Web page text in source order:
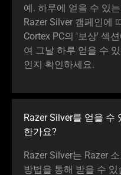
예. 하루에 얻을 수 있
Razer Silver 캠페인에
Cortex PC의 '보상' 섹
여 그날 하루 얻을 수
인지 확인하세요.
Razer Silver를 얻을 수
한가요?
Razer Silver는 Razer
방법을 통해 받을 수 있